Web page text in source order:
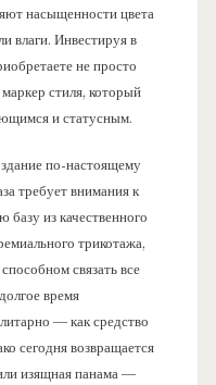
насыщенности цвета
влаги. Инвестируя в
не просто
стиля, который
и статусным.
по-настоящему
требует внимания к
базу из качественного
трикотажа,
связать все
время
— как средство
сегодня возвращается
изящная панама —